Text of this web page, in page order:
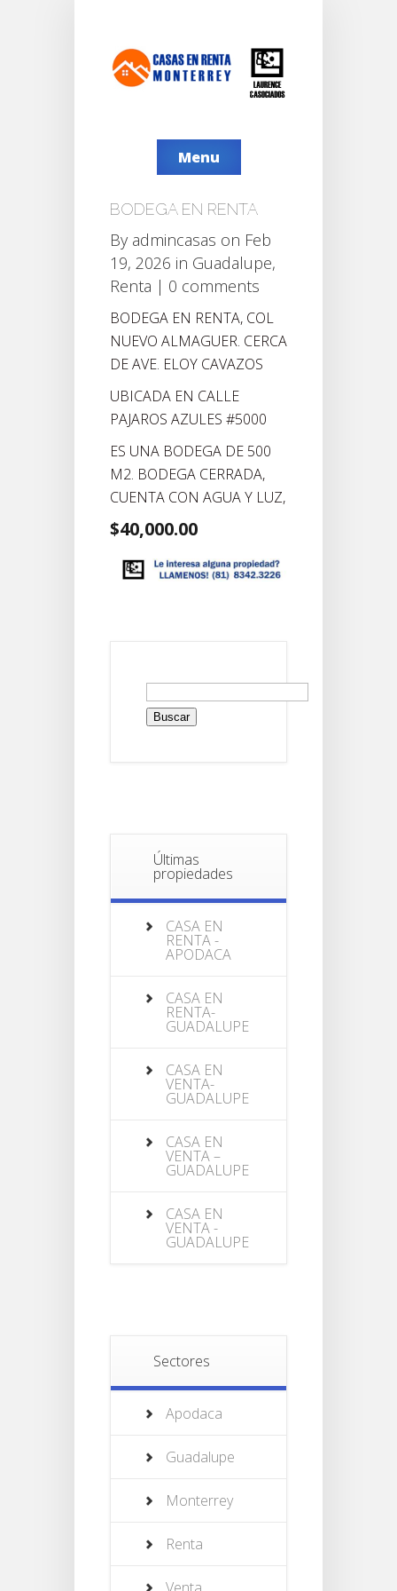
Menu
BODEGA EN RENTA
By admincasas on Feb
19, 2026 in Guadalupe,
Renta | 0 comments
BODEGA EN RENTA, COL
NUEVO ALMAGUER. CERCA
DE AVE. ELOY CAVAZOS
UBICADA EN CALLE
PAJAROS AZULES #5000
ES UNA BODEGA DE 500
M2. BODEGA CERRADA,
CUENTA CON AGUA Y LUZ,
$40,000.00
Buscar:
Últimas
propiedades
CASA EN
RENTA -
APODACA
CASA EN
RENTA-
GUADALUPE
CASA EN
VENTA-
GUADALUPE
CASA EN
VENTA –
GUADALUPE
CASA EN
VENTA -
GUADALUPE
Sectores
Apodaca
Guadalupe
Monterrey
Renta